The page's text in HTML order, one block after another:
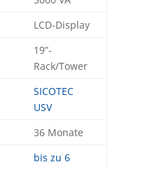
LCD-Display
19”-
Rack/Tower
SICOTEC
USV
36 Monate
bis zu 6